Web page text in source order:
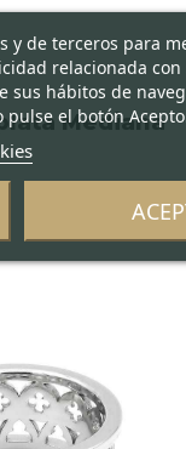
Mediana
y de terceros para
relacionada con
hábitos de
el botón